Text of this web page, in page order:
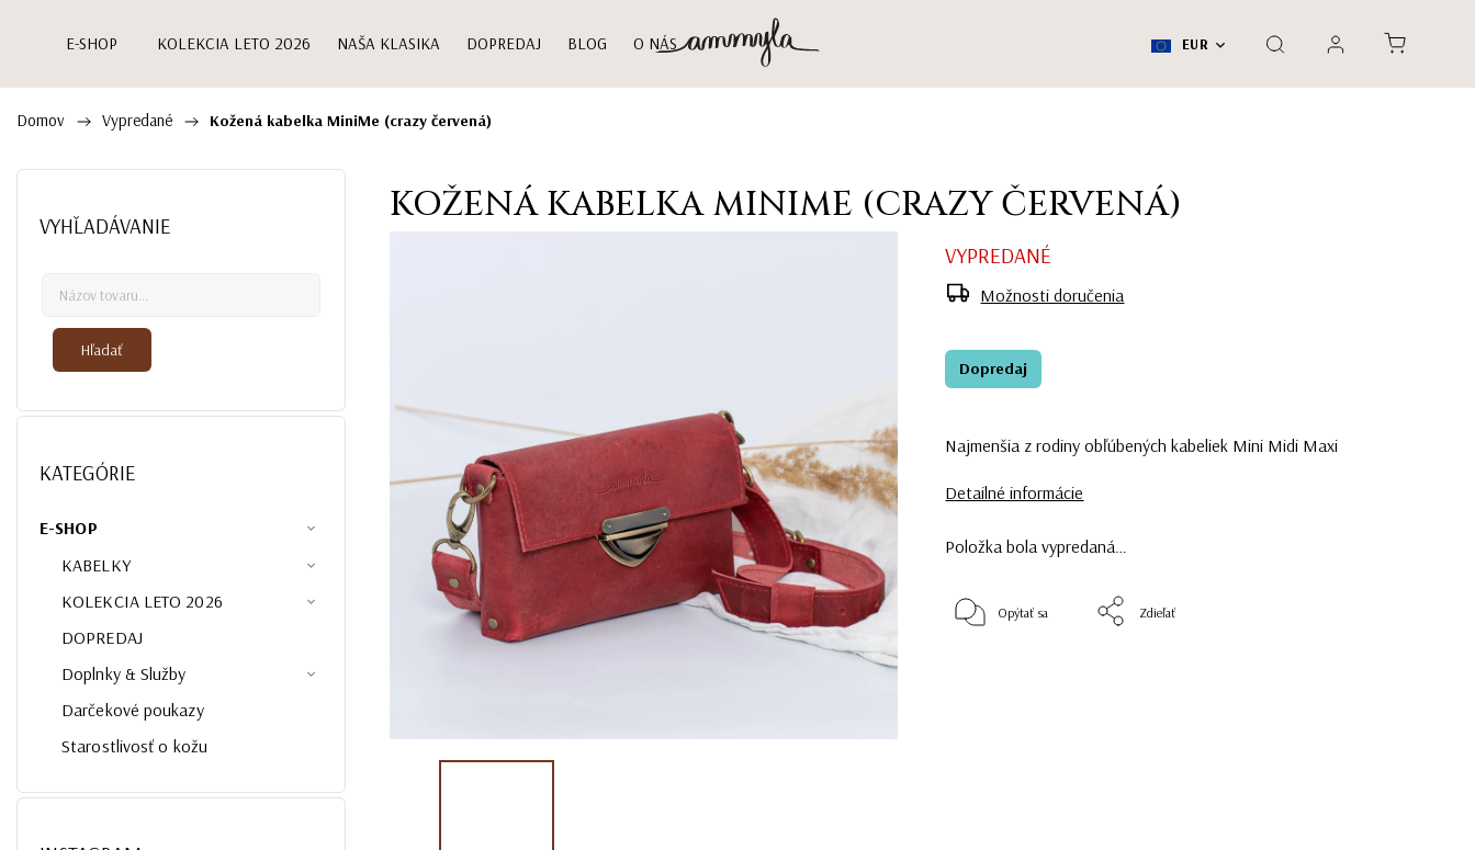
EUR
E-SHOP KOLEKCIA LETO 2026 NAŠA KLASIKA DOPREDAJ BLOG O NÁS
Domov / Vypredané / Kožená kabelka MiniMe (crazy červená)
VYHĽADÁVANIE
Hľadať
KATEGÓRIE
E-SHOP
KABELKY
KOLEKCIA LETO 2026
DOPREDAJ
Doplnky & Služby
Darčekové poukazy
Starostlivosť o kožu
KOŽENÁ KABELKA MINIME (CRAZY ČERVENÁ)
Najmenšia z rodiny obľúbených kabeliek Mini Midi Maxi
Detailné informácie
Dopredaj
Položka bola vypredaná…
VYPREDANÉ
Možnosti doručenia
Opýtať sa Zdieľať